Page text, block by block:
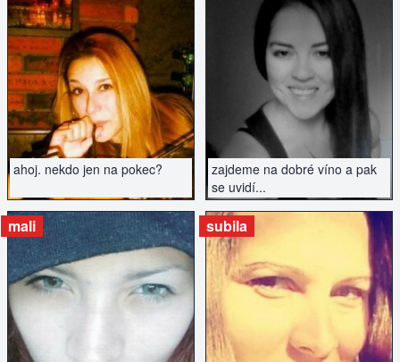
ahoj. nekdo jen na pokec?
ZOBRAZIT INZERÁT
zajdeme na dobré víno a pak
se uvidí...
ZOBRAZIT INZERÁT
mali
ZOBRAZIT INZERÁT
subila
ZOBRAZIT INZERÁT